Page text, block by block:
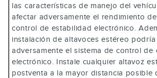
las características de manejo del
afectar adversamente el rendimiento
control de estabilidad electrónico.
instalación de altavoces estéreo
adversamente el sistema de control de
electrónico. Instale cualquier altavoz
postventa a la mayor distancia posible